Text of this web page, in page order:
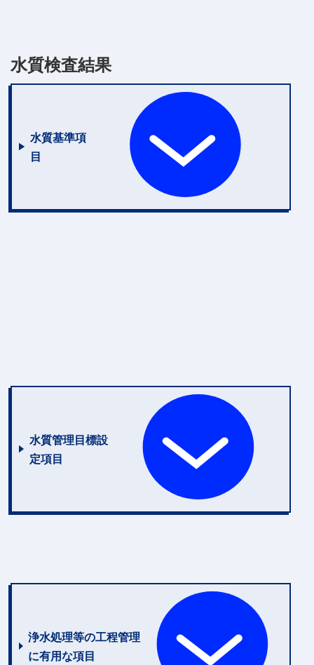
水質検査結果
水質基準項
目
水質管理目標設
定項目
浄水処理等の工程管理
に有用な項目